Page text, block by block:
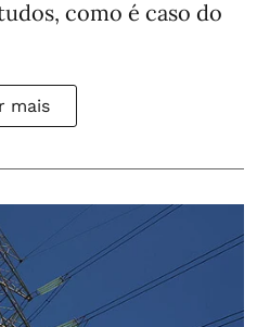
como é caso do
mais